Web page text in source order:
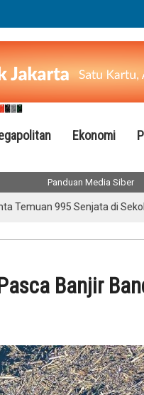
Ekonomi
Panduan Media Siber
Senjata di Sekolah Jaksel
Banjir